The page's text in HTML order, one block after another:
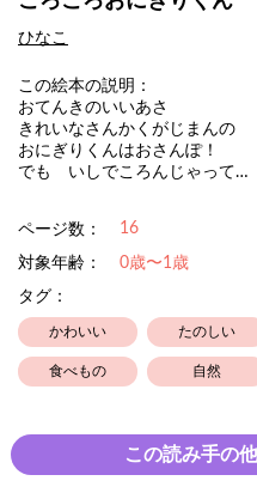
ひなこ
この絵本の説明：
おてんきのいいあさ
きれいなさんかくがじまんの
おにぎりくんはおさんぽ！
でも いしでころんじゃって…
ページ数： 16
対象年齢：
0歳〜1歳
タグ：
かわいい たのしい
食べもの 自然
この読み手の